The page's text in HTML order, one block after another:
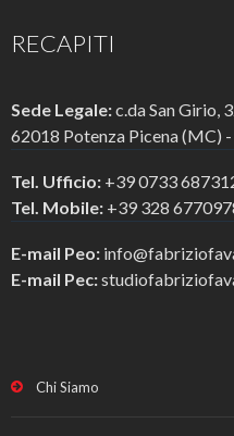
RECAPITI
Sede Legale:c.da San Girio,
62018 Potenza Picena (MC)
Tel. Ufficio: +39 0733
Tel. Mobile: +39 328
E-mail Peo:
E-mail Pec:
Chi Siamo